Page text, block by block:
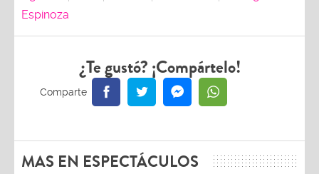
Espinoza
¿Te gustó? ¡Compártelo!
MAS EN ESPECTÁCULOS